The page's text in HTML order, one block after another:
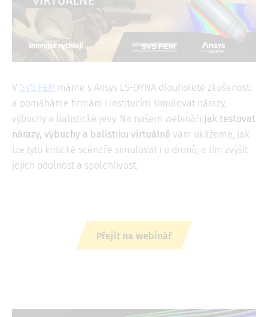
V SVS FEM máme s Ansys LS-DYNA dlouholeté zkušenosti
a pomáháme firmám i institucím simulovat nárazy,
výbuchy a balistické jevy. Na našem webináři Jak testovat
nárazy, výbuchy a balistiku virtuálně vám ukážeme, jak
lze tyto kritické scénáře simulovat i u dronů, a tím zvýšit
jejich odolnost a spolehlivost.
Přejít na webinář